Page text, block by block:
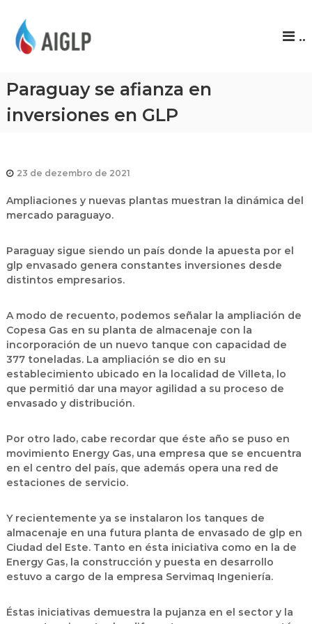
P
..
Paraguay se afianza en
inversiones en GLP
23 de dezembro de 2021
Ampliaciones y nuevas plantas muestran la dinámica del
mercado paraguayo.
Paraguay sigue siendo un país donde la apuesta por el
glp envasado genera constantes inversiones desde
distintos empresarios.
A modo de recuento, podemos señalar la ampliación de
Copesa Gas en su planta de almacenaje con la
incorporación de un nuevo tanque con capacidad de
377 toneladas. La ampliación se dio en su
establecimiento ubicado en la localidad de Villeta, lo
que permitió dar una mayor agilidad a su proceso de
envasado y distribución.
Por otro lado, cabe recordar que éste año se puso en
movimiento Energy Gas, una empresa que se encuentra
en el centro del país, que además opera una red de
estaciones de servicio.
Y recientemente ya se instalaron los tanques de
almacenaje en una futura planta de envasado de glp en
Ciudad del Este. Tanto en ésta iniciativa como en la de
Energy Gas, la construcción y puesta en desarrollo
estuvo a cargo de la empresa Servimaq Ingeniería.
Éstas iniciativas demuestra la pujanza en el sector y la